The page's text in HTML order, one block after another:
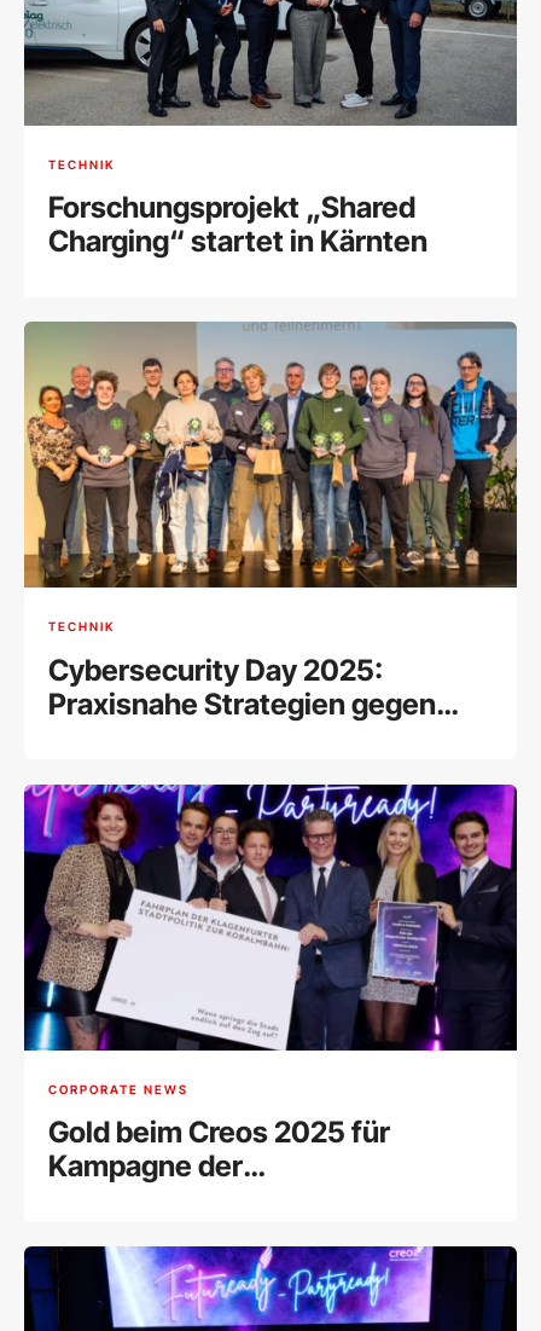
TECHNIK
Forschungsprojekt „Shared
Charging“ startet in Kärnten
TECHNIK
Cybersecurity Day 2025:
Praxisnahe Strategien gegen
CORPORATE NEWS
Gold beim Creos 2025 für
Kampagne der